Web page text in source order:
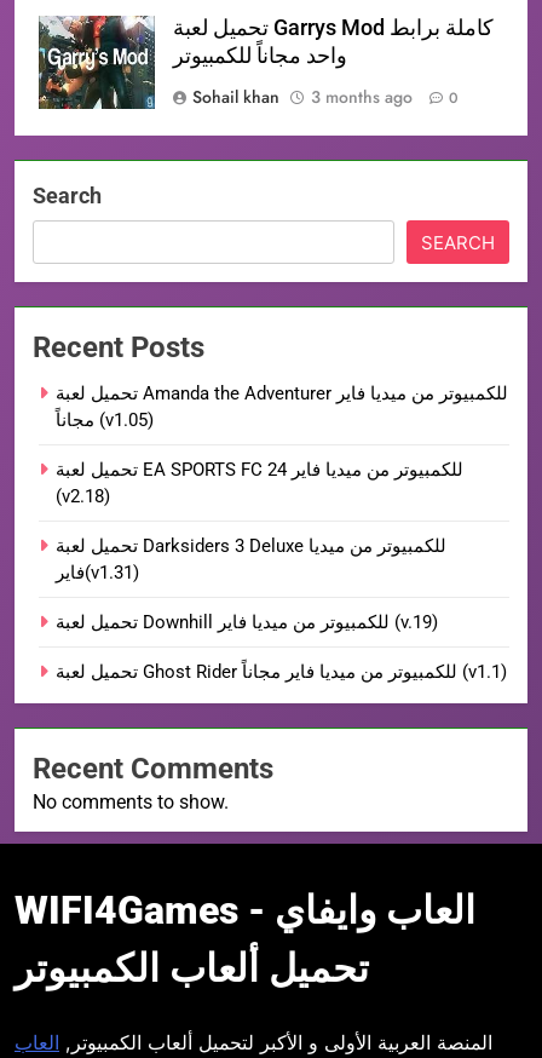
تحميل لعبة Garrys Mod كاملة برابط
واحد مجاناً للكمبيوتر
Sohail khan
3 months ago 0
Search
SEARCH
Recent Posts
تحميل لعبة Amanda the Adventurer للكمبيوتر من ميديا فاير
مجاناً (v1.05)
تحميل لعبة EA SPORTS FC 24 للكمبيوتر من ميديا فاير
(v2.18)
تحميل لعبة Darksiders 3 Deluxe للكمبيوتر من ميديا
فاير(v1.31)
تحميل لعبة Downhill للكمبيوتر من ميديا فاير (v.19)
تحميل لعبة Ghost Rider للكمبيوتر من ميديا فاير مجاناً (v1.1)
Recent Comments
No comments to show.
WIFI4Games العاب
وايفايWIFI4Games العاب وايفاي -
تحميل ألعاب الكمبيوتر
المنصة العربية الأولى و الأكبر لتحميل ألعاب الكمبيوتر, العاب